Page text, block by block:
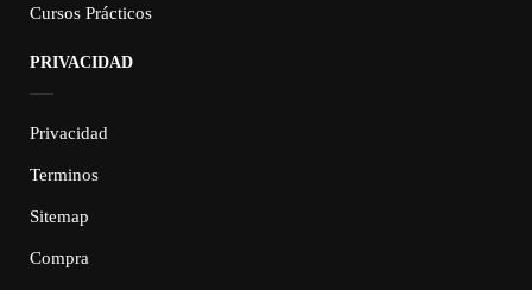
Cursos Prácticos
PRIVACIDAD
Privacidad
Terminos
Sitemap
Compra